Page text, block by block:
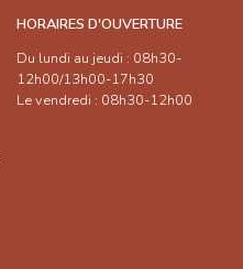
HORAIRES D'OUVERTURE
Du lundi au jeudi : 08h30-
12h00/13h00-17h30
Le vendredi : 08h30-12h00